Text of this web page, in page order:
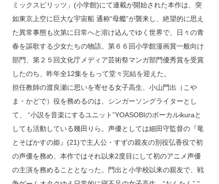
ミックスピリッツ」(小学館)にて連載が開始された本作は、突
如東京上空に巨大な宇宙船 通称“母艦”が襲来し、絶望的に思え
た異常事態も次第に日常へと溶け込んでゆく世界で、日々の青
春を謳歌する少女たちの物語。第６６回小学館漫画賞一般向け
部門、第２５回文化庁メディア芸術祭マンガ部門優秀賞を受賞
したのち、昨年全12集をもって堂々完結を迎えた。
担任教師の渡良瀬に思いを寄せる女子高生、小山門出（こや
ま・かどで）役を務めるのは、シンガーソングライターとし
て、 “小説を音楽にするユニット”YOASOBIのボーカルikuraと
しても活動している幾田りら。声優としては細田守監督の『竜
とそばかすの姫』(21)で主人公・すずの親友の別役弘香役で初
の声優を務め、本作ではそれ以来2度目にして初のアニメ声優
の主演を務めることとなった。門出と小学校以来の親友で、戦